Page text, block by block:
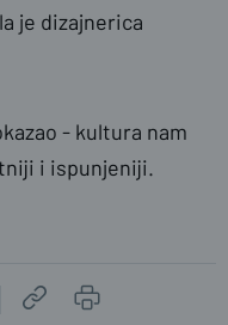
je dizajnerica
- kultura nam
i ispunjeniji.